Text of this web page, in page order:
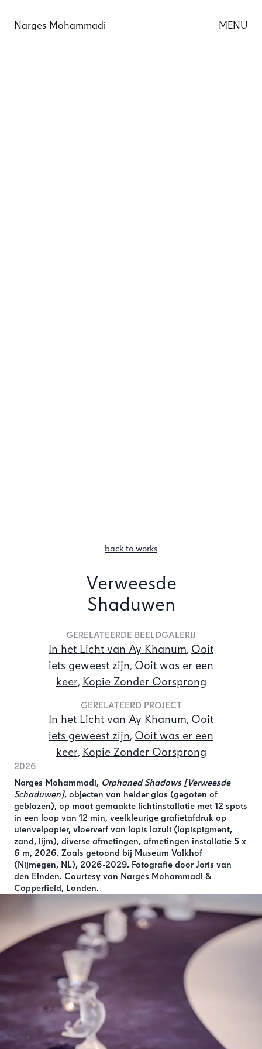
Narges Mohammadi MENU
back to works
Verweesde
Shaduwen
GERELATEERDE BEELDGALERIJ
In het Licht van Ay Khanum, Ooit
iets geweest zijn, Ooit was er een
keer, Kopie Zonder Oorsprong
GERELATEERD PROJECT
In het Licht van Ay Khanum, Ooit
iets geweest zijn, Ooit was er een
keer, Kopie Zonder Oorsprong
2026
Narges Mohammadi, Orphaned Shadows [Verweesde
Schaduwen], objecten van helder glas (gegoten of
geblazen), op maat gemaakte lichtinstallatie met 12 spots
in een loop van 12 min, veelkleurige grafietafdruk op
uienvelpapier, vloerverf van lapis lazuli (lapispigment,
zand, lijm), diverse afmetingen, afmetingen installatie 5 x
6 m, 2026. Zoals getoond bij Museum Valkhof
(Nijmegen, NL), 2026-2029. Fotografie door Joris van
den Einden. Courtesy van Narges Mohammadi &
Copperfield, Londen.